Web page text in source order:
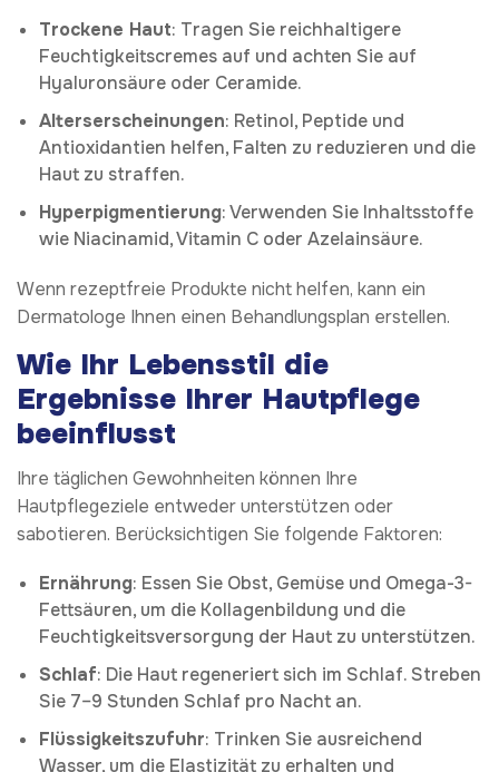
Trockene Haut: Tragen Sie reichhaltigere
Feuchtigkeitscremes auf und achten Sie auf
Hyaluronsäure oder Ceramide.
Alterserscheinungen: Retinol, Peptide und
Antioxidantien helfen, Falten zu reduzieren und die
Haut zu straffen.
Hyperpigmentierung: Verwenden Sie Inhaltsstoffe
wie Niacinamid, Vitamin C oder Azelainsäure.
Wenn rezeptfreie Produkte nicht helfen, kann ein
Dermatologe Ihnen einen Behandlungsplan erstellen.
Wie Ihr Lebensstil die
Ergebnisse Ihrer Hautpflege
beeinflusst
Ihre täglichen Gewohnheiten können Ihre
Hautpflegeziele entweder unterstützen oder
sabotieren. Berücksichtigen Sie folgende Faktoren:
Ernährung: Essen Sie Obst, Gemüse und Omega-3-
Fettsäuren, um die Kollagenbildung und die
Feuchtigkeitsversorgung der Haut zu unterstützen.
Schlaf: Die Haut regeneriert sich im Schlaf. Streben
Sie 7–9 Stunden Schlaf pro Nacht an.
Flüssigkeitszufuhr: Trinken Sie ausreichend
Wasser, um die Elastizität zu erhalten und